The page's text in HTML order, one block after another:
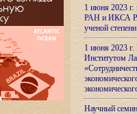
1 июня 2023
РАН и ИКСА
ученой
1 июня 2023
Институтом
Научный